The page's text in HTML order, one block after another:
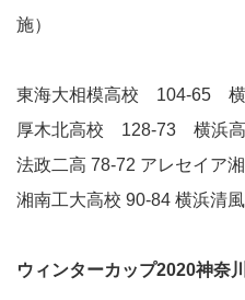
施）
東海大相模高校 104-65 横
厚木北高校 128-73 横浜
法政二高 78-72 アレセイア
湘南工大高校 90-84 横浜清
ウィンターカップ2020神奈